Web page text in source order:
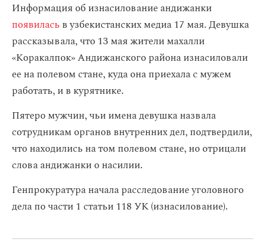
Информация об изнасилование андижанки
появилась в узбекистанских медиа 17 мая. Девушка
рассказывала, что 13 мая жители махалли
«Коракалпок» Андижанского района изнасиловали
ее на полевом стане, куда она приехала с мужем
работать, и в курятнике.
Пятеро мужчин, чьи имена девушка назвала
сотрудникам органов внутренних дел, подтвердили,
что находились на том полевом стане, но отрицали
слова андижанки о насилии.
Генпрокуратура начала расследование уголовного
дела по части 1 статьи 118 УК (изнасилование).